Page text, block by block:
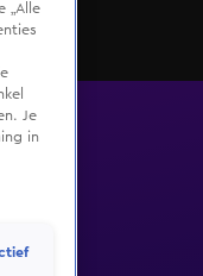
„Alle
Je
in